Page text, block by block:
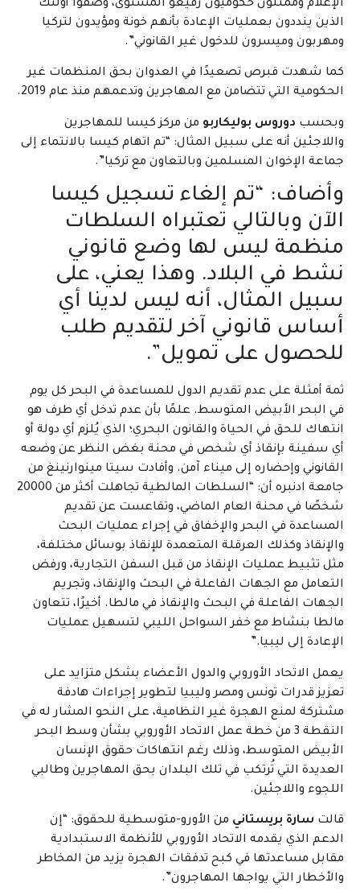
الإعلام وممثلون حكوميون رفيعو المستوى، وصفوا أولئك
الذين ينددون بعمليات الإعادة بأنهم خونة ومؤيدون لتركيا
ومهربون وميسرون للدخول غير القانوني”.
كما شهدت قبرص تصعيدًا في العدوان بحق المنظمات غير
الحكومية التي تتضامن مع المهاجرين وتدعمهم منذ عام 2019.
وبحسب دوروس بوليكاربو من مركز كيسا للمهاجرين
واللاجئين أنه على سبيل المثال: “تم اتهام كيسا بالانتماء إلى
جماعة الإخوان المسلمين وبالتعاون مع تركيا”.
وأضاف: “تم إلغاء تسجيل كيسا
الآن وبالتالي تعتبراه السلطات
منظمة ليس لها وضع قانوني
نشط في البلاد. وهذا يعني، على
سبيل المثال، أنه ليس لدينا أي
أساس قانوني آخر لتقديم طلب
للحصول على تمويل”.
ثمة أمثلة على عدم تقديم الدول للمساعدة في البحر كل يوم
في البحر الأبيض المتوسط. علمًا بأن عدم تدخل أي طرف هو
انتهاك للحق في الحياة والقانون البحري؛ الذي يُلزم أي دولة أو
أي سفينة بإنقاذ أي شخص في محنة بغض النظر عن وضعه
القانوني وإحضاره إلى ميناء آمن. وأفادت سيتا مينوارنينغ من
جامعة ادنبره أن: “السلطات المالطية تجاهلت أكثر من 20000
شخصًا في محنة العام الماضي، وتقاعست عن تقديم
المساعدة في البحر والإخفاق في إجراء عمليات البحث
والإنقاذ وكذلك العرقلة المتعمدة للإنقاذ بوسائل مختلفة،
مثل تثبيط عمليات الإنقاذ من قبل السفن التجارية، ورفض
التعامل مع الجهات الفاعلة في البحث والإنقاذ، وتجريم
الجهات الفاعلة في البحث والإنقاذ في مالطا. أخيرًا، تتعاون
مالطا بنشاط مع خفر السواحل الليبي لتسهيل عمليات
الإعادة إلى ليبيا.”
يعمل الاتحاد الأوروبي والدول الأعضاء بشكل متزايد على
تعزيز قدرات تونس ومصر وليبيا لتطوير إجراءات هادفة
مشتركة لمنع الهجرة غير النظامية، على النحو المشار له في
النقطة 3 من خطة عمل الاتحاد الأوروبي بشأن وسط البحر
الأبيض المتوسط، وذلك رغم انتهاكات حقوق الإنسان
العديدة التي تُرتكب في تلك البلدان بحق المهاجرين وطالبي
اللجوء واللاجئين.
قالت سارة بريستاني من الأورو-متوسطية للحقوق: “إن
الدعم الذي يقدمه الاتحاد الأوروبي للأنظمة الاستبدادية
مقابل مساعدتها في كبح تدفقات الهجرة يزيد من المخاطر
والأخطار التي يواجها المهاجرون”.